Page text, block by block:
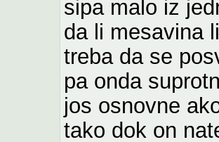
sipa malo iz
da li mesavina
treba da se
pa onda
jos osnovne
tako dok on